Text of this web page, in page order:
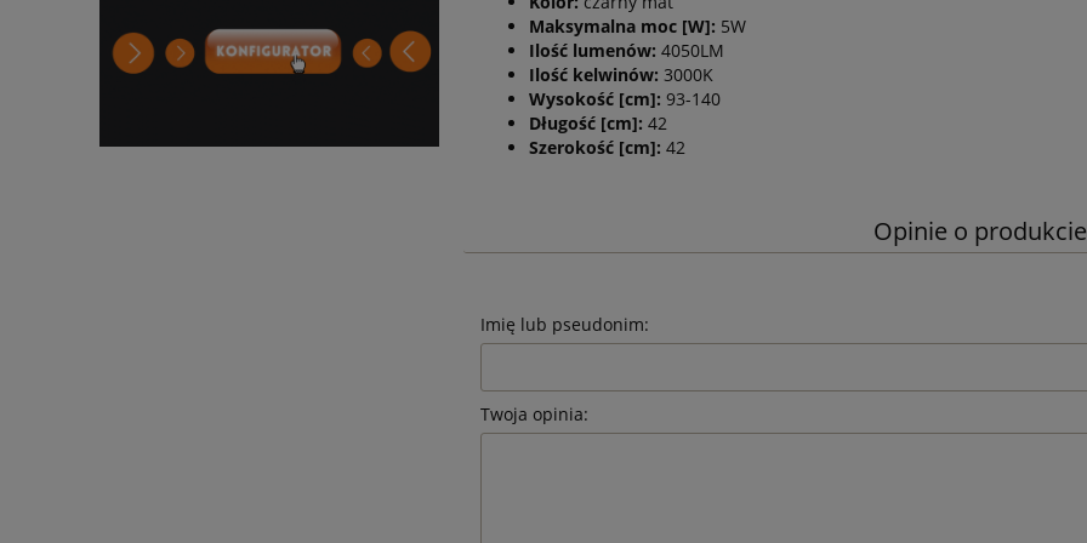
Maksymalna moc [W]: 5W
Ilość lumenów: 4050LM
Ilość kelwinów: 3000K
Wysokość [cm]: 93-140
Długość [cm]: 42
Szerokość [cm]: 42
Opinie o
Imię lub pseudonim:
Twoja opinia: